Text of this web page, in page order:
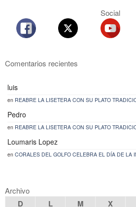
Social
Comentarios recientes
luis
en REABRE LA LISETERA CON SU PLATO
Pedro
en REABRE LA LISETERA CON SU PLATO
Loumaris Lopez
en CORALES DEL GOLFO CELEBRA EL DÍA DE LA
Archivo
D L M X